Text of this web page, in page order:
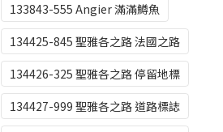
133843-555 Angier 滿滿鱒魚
134425-845 聖雅各之路 法國之路
134426-325 聖雅各之路 停留地標
134427-999 聖雅各之路 道路標誌